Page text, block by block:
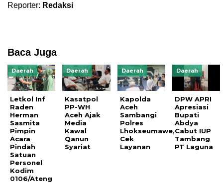
Reporter: Redaksi
Baca Juga
Daerah
Letkol Inf
Raden
Herman
Sasmita
Pimpin
Acara
Pindah
Satuan
Personel
Kodim
0106/Ateng
Daerah
Kasatpol
PP-WH
Aceh Ajak
Media
Kawal
Qanun
Syariat
Daerah
Kapolda
Aceh
Sambangi
Polres
Lhokseumawe,
Cek
Layanan
Daerah
DPW APRI
Apresiasi
Bupati
Abdya
Cabut IUP
Tambang
PT Laguna